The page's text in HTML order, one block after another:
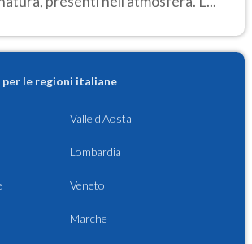
le regioni italiane
Valle d'Aosta
Lombardia
Veneto
Marche